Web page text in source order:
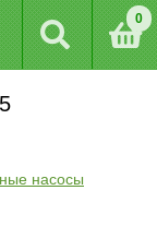
0
насосы